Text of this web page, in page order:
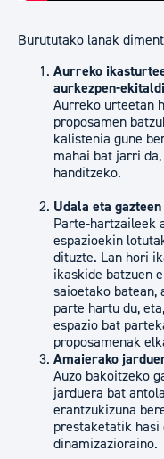
Burututako lanak
Aurreko
aurkezpen-
Aurreko urteetan
proposamen
kalistenia gune
mahai bat jarri
handitzeko.
Udala eta
Parte-hartzaileek
espazioekin
dituzte. Lan hori
ikaskide batzuen
saioetako
parte hartu du,
espazio bat
proposamenak
Amaierako
Auzo bakoitzeko
jarduera bat
erantzukizuna
prestaketatik
dinamizazioraino.